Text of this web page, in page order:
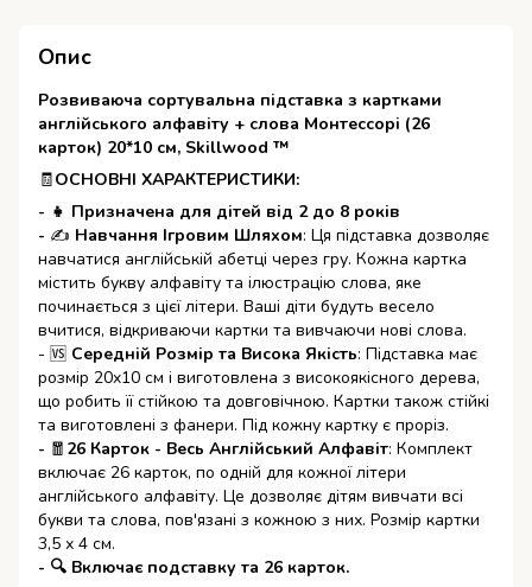
Опис
Розвиваюча сортувальна підставка з картками
англійського алфавіту + слова Монтессорі (26
карток) 20*10 см, Skillwood ™
🧾ОСНОВНІ ХАРАКТЕРИСТИКИ:
- 👧 Призначена для дітей від 2 до 8 років
- ✍ Навчання Ігровим Шляхом: Ця підставка дозволяє
навчатися англійській абетці через гру. Кожна картка
містить букву алфавіту та ілюстрацію слова, яке
починається з цієї літери. Ваші діти будуть весело
вчитися, відкриваючи картки та вивчаючи нові слова.
- 🆚 Середній Розмір та Висока Якість: Підставка має
розмір 20x10 см і виготовлена з високоякісного дерева,
що робить її стійкою та довговічною. Картки також стійкі
та виготовлені з фанери. Під кожну картку є проріз.
- 🧧 26 Карток - Весь Англійський Алфавіт: Комплект
включає 26 карток, по одній для кожної літери
англійського алфавіту. Це дозволяє дітям вивчати всі
букви та слова, пов'язані з кожною з них. Розмір картки
3,5 х 4 см.
- 🔍 Включає подставку та 26 карток.